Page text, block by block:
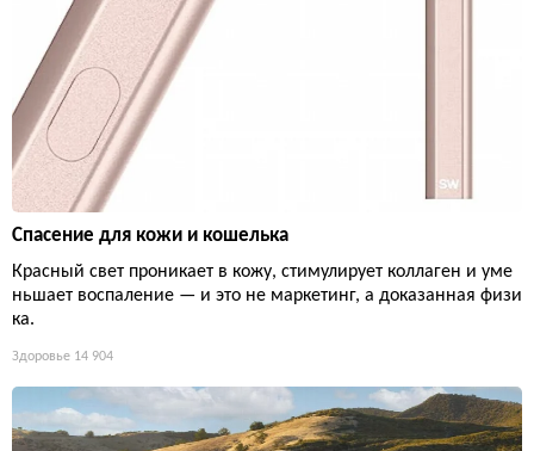
Спасение для кожи и кошелька
Красный свет проникает в кожу, стимулирует коллаген и уме
ньшает воспаление — и это не маркетинг, а доказанная физи
ка.
Здоровье 14 904